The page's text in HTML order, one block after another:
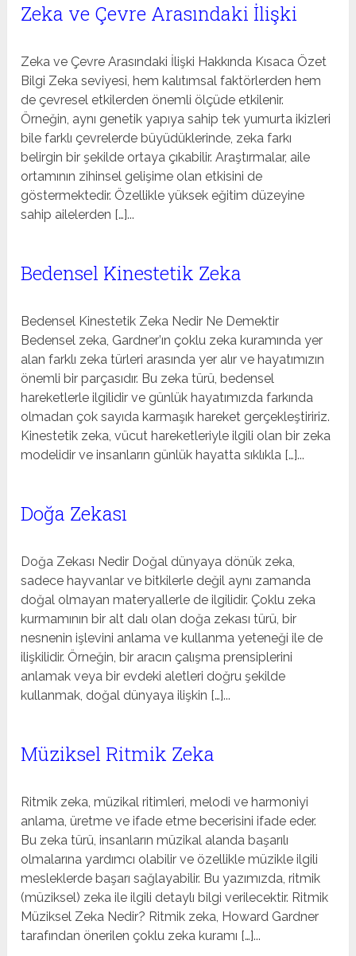
Zeka ve Çevre Arasındaki İlişki
Zeka ve Çevre Arasındaki İlişki Hakkında Kısaca Özet
Bilgi Zeka seviyesi, hem kalıtımsal faktörlerden hem
de çevresel etkilerden önemli ölçüde etkilenir.
Örneğin, aynı genetik yapıya sahip tek yumurta ikizleri
bile farklı çevrelerde büyüdüklerinde, zeka farkı
belirgin bir şekilde ortaya çıkabilir. Araştırmalar, aile
ortamının zihinsel gelişime olan etkisini de
göstermektedir. Özellikle yüksek eğitim düzeyine
sahip ailelerden […]...
Bedensel Kinestetik Zeka
Bedensel Kinestetik Zeka Nedir Ne Demektir
Bedensel zeka, Gardner’ın çoklu zeka kuramında yer
alan farklı zeka türleri arasında yer alır ve hayatımızın
önemli bir parçasıdır. Bu zeka türü, bedensel
hareketlerle ilgilidir ve günlük hayatımızda farkında
olmadan çok sayıda karmaşık hareket gerçekleştiririz.
Kinestetik zeka, vücut hareketleriyle ilgili olan bir zeka
modelidir ve insanların günlük hayatta sıklıkla […]...
Doğa Zekası
Doğa Zekası Nedir Doğal dünyaya dönük zeka,
sadece hayvanlar ve bitkilerle değil aynı zamanda
doğal olmayan materyallerle de ilgilidir. Çoklu zeka
kurmamının bir alt dalı olan doğa zekası türü, bir
nesnenin işlevini anlama ve kullanma yeteneği ile de
ilişkilidir. Örneğin, bir aracın çalışma prensiplerini
anlamak veya bir evdeki aletleri doğru şekilde
kullanmak, doğal dünyaya ilişkin […]...
Müziksel Ritmik Zeka
Ritmik zeka, müzikal ritimleri, melodi ve harmoniyi
anlama, üretme ve ifade etme becerisini ifade eder.
Bu zeka türü, insanların müzikal alanda başarılı
olmalarına yardımcı olabilir ve özellikle müzikle ilgili
mesleklerde başarı sağlayabilir. Bu yazımızda, ritmik
(müziksel) zeka ile ilgili detaylı bilgi verilecektir. Ritmik
Müziksel Zeka Nedir? Ritmik zeka, Howard Gardner
tarafından önerilen çoklu zeka kuramı […]...